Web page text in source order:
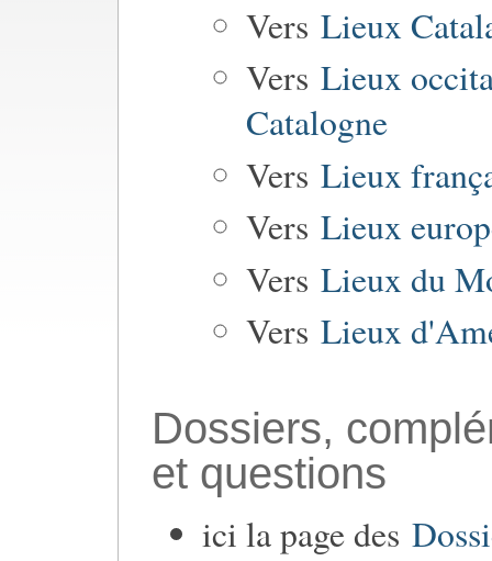
Vers Lieux
Vers Lieux
Catalogne
Vers Lieux
Vers Lieux
Vers Lieux du
Vers Lieux
Dossiers,
et questions
ici la page des